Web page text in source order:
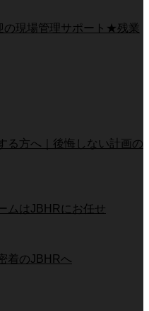
の現場管理サポート★残業
る方へ｜後悔しない計画の
ムはJBHRにお任せ
着のJBHRへ